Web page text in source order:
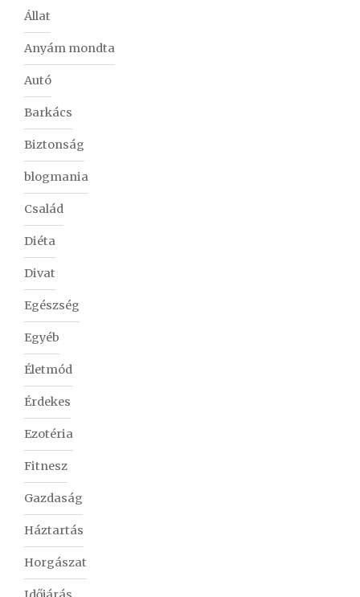
Állat
Anyám mondta
Autó
Barkács
Biztonság
blogmania
Család
Diéta
Divat
Egészség
Egyéb
Életmód
Érdekes
Ezotéria
Fitnesz
Gazdaság
Háztartás
Horgászat